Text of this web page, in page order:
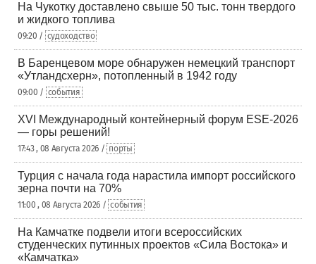
На Чукотку доставлено свыше 50 тыс. тонн твердого
и жидкого топлива
09:20 / судоходство
В Баренцевом море обнаружен немецкий транспорт
«Утландсхерн», потопленный в 1942 году
09:00 / события
XVI Международный контейнерный форум ESE-2026
— горы решений!
17:43 , 08 Августа 2026 / порты
Турция с начала года нарастила импорт российского
зерна почти на 70%
11:00 , 08 Августа 2026 / события
На Камчатке подвели итоги всероссийских
студенческих путинных проектов «Сила Востока» и
«Камчатка»